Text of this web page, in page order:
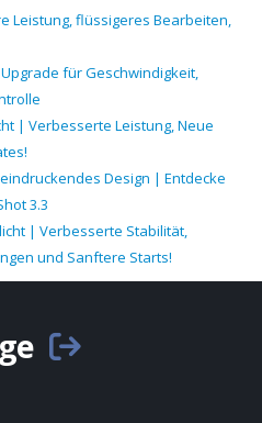
Leistung, flüssigeres Bearbeiten,
für Geschwindigkeit,
| Verbesserte Leistung, Neue
Design | Entdecke
3.3
| Verbesserte Stabilität,
und Sanftere Starts!